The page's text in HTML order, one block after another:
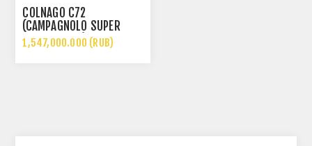
COLNAGO C72
(CAMPAGNOLO SUPER
RECORD WRL)
1,547,000.000 (RUB)